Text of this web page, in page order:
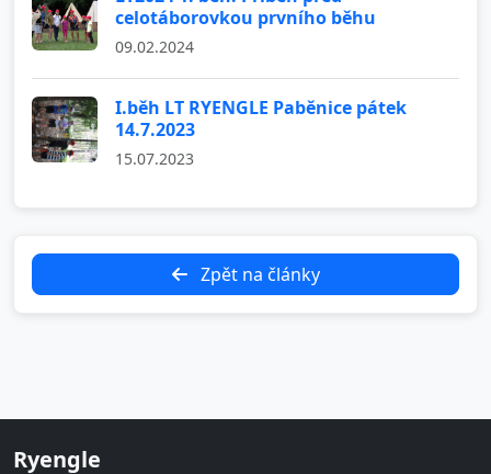
celotáborovkou prvního běhu
09.02.2024
I.běh LT RYENGLE Paběnice pátek
14.7.2023
15.07.2023
Zpět na články
Ryengle